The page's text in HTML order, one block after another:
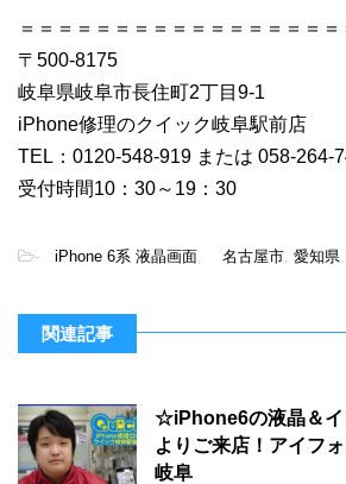
＝＝＝＝＝＝＝＝＝＝＝＝＝＝＝＝＝
〒500-8175
岐阜県岐阜市長住町2丁目9-1
iPhone修理のクイック岐阜駅前店
TEL：0120-548-919 または 058-264-
受付時間10：30～19：30
- iPhone 6系 液晶画面 名古屋市 愛知県
関連記事
☆iPhone6の液晶＆イ
よりご来店！アイフ
岐阜